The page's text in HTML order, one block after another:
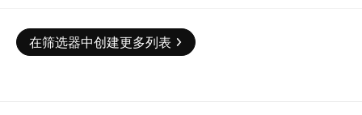
在筛选器中创建更多列表